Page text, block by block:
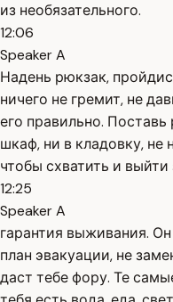
из необязательного.
12:06
Speaker A
Надень рюкзак,
ничего не гремит, не
его правильно.
шкаф, ни в кладовку, не
чтобы схватить и
12:25
Speaker A
гарантия выживания.
план эвакуации, не
даст тебе фору. Те